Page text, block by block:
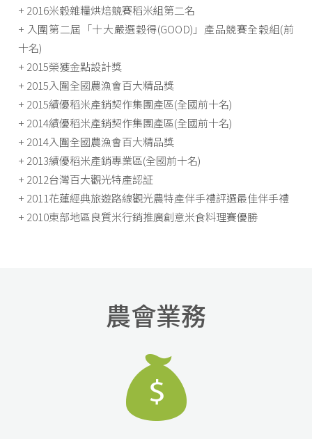
+ 2016米穀雜糧烘焙競賽稻米組第二名
+ 入圍第二屆「十大嚴選穀得(GOOD)」產品競賽全穀組(前
十名)
+ 2015榮獲金點設計獎
+ 2015入圍全國農漁會百大精品獎
+ 2015績優稻米產銷契作集團產區(全國前十名)
+ 2014績優稻米產銷契作集團產區(全國前十名)
+ 2014入圍全國農漁會百大精品獎
+ 2013績優稻米產銷專業區(全國前十名)
+ 2012台灣百大觀光特產認証
+ 2011花蓮經典旅遊路線觀光農特產伴手禮評選最佳伴手禮
+ 2010東部地區良質米行銷推廣創意米食料理賽優勝
農會業務